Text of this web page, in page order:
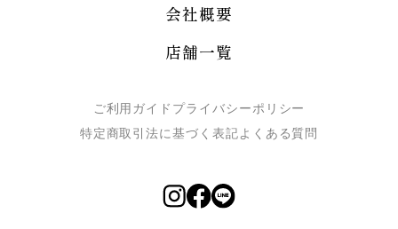
会社概要
店舗一覧
ご利用ガイド プライバシーポリシー
特定商取引法に基づく表記よくある質問